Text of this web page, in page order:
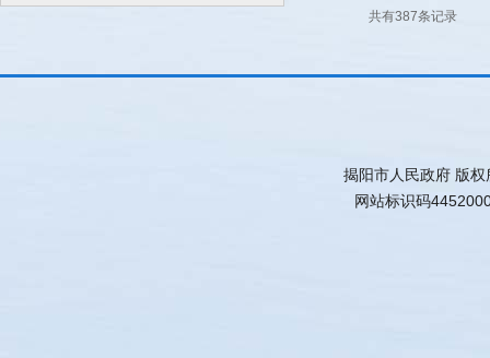
共有387条记录
揭阳市人民政府 版
网站标识码